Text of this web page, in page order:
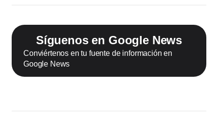
Síguenos en Google News
Conviértenos en tu fuente de información en
Google News